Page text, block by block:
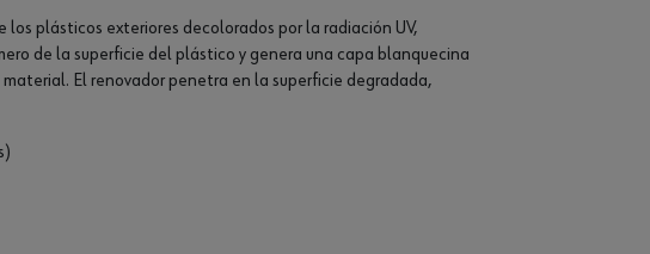
plásticos exteriores decolorados por la radiación UV,
de la superficie del plástico y genera una capa blanquecina
El renovador penetra en la superficie degradada,